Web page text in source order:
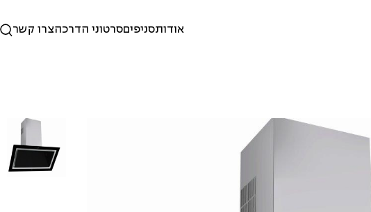
אודותסניפיםסרטוני הדרכהצרו קשר